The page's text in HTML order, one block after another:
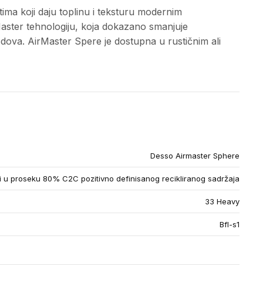
koji daju toplinu i teksturu modernim
tehnologiju, koja dokazano smanjuje
AirMaster Spere je dostupna u rustičnim ali
Desso Airmaster Sphere
u proseku 80% C2C pozitivno definisanog recikliranog sadržaja
33 Heavy
Bfl-s1